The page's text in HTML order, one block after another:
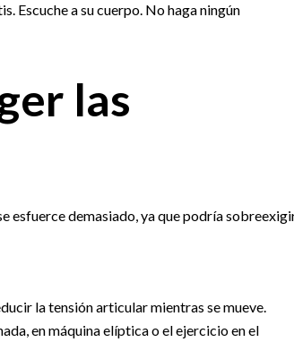
Escuche a su cuerpo. No haga ningún
las
esfuerce demasiado, ya que podría
la tensión articular mientras se mueve.
en máquina elíptica o el ejercicio en el